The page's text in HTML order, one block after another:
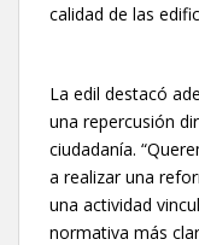
calidad de las
La edil destacó
una repercusión
ciudadanía.
a realizar una
una actividad
normativa más